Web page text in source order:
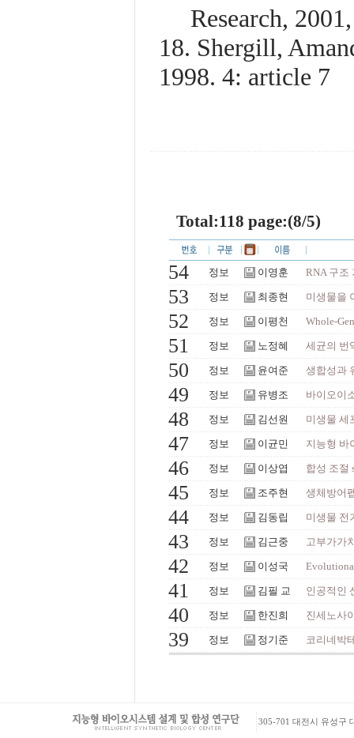
Research,
18. Shergill,
1998. 4: article 7
Total:118 page:(8/5)
54 정보 이영훈 RNA 구조
53 정보 최종현 미생물을
52 정보 이평천 Whole-
51 정보 노정혜 세균의 번
50 정보 윤여준 생합성과
49 정보 유병조 바이오이
48 정보 김선원 미생물 세
47 정보 이균민 지능형 바
46 정보 이상엽 합성 조절
45 정보 조주현 생체방어
44 정보 김동립 미생물 전
43 정보 김근중 고부가가
42 정보 이성국
41 정보 김필 교 인공적인
40 정보 한진희 진세노사
39 정보 정기준 코리네박
305-701 대전시 유성구